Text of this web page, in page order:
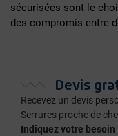
sécurisées sont le
des compromis entre
Devis
Recevez un devis
Serrures proche de
Indiquez votre besoin